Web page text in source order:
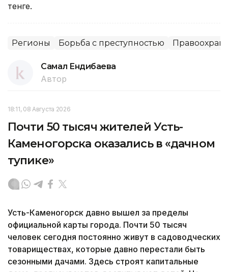
тенге.
Регионы Борьба с преступностью
Самал Ендибаева
Автор
18:11, 08 Августа 2026
Почти 50 тысяч жителей Усть-
Каменогорска оказались в «дачном
тупике»
Усть-Каменогорск давно вышел за пределы
официальной карты города. Почти 50 тысяч
человек сегодня постоянно живут в садоводческих
товариществах, которые давно перестали быть
сезонными дачами. Здесь строят капитальные